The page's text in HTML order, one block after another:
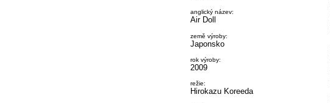
anglický název:
Air Doll
země výroby:
Japonsko
rok výroby:
2009
režie:
Hirokazu Koreeda